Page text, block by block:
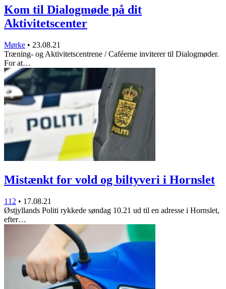
Kom til Dialogmøde på dit
Aktivitetscenter
Mørke • 23.08.21
Træning- og Aktivitetscentrene / Caféerne inviterer til Dialogmøder.
For at…
Mistænkt for vold og biltyveri i Hornslet
112 • 17.08.21
Østjyllands Politi rykkede søndag 10.21 ud til en adresse i Hornslet,
efter…